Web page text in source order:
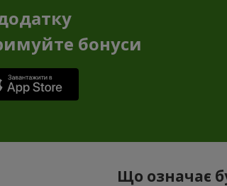
бонуси
Що означає